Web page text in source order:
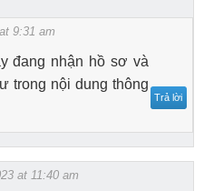
9:31 am
đang nhận hồ sơ và
trong nội dung thông
Trả lời
at 11:40 am